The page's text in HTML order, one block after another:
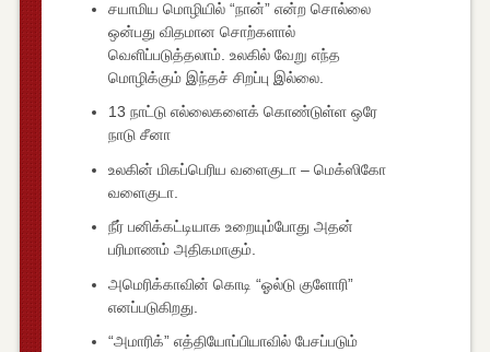
சயாமிய மொழியில் “நான்” என்ற சொல்லை
ஒன்பது விதமான சொற்களால்
வெளிப்படுத்தலாம். உலகில் வேறு எந்த
மொழிக்கும் இந்தச் சிறப்பு இல்லை.
13 நாட்டு எல்லைகளைக் கொண்டுள்ள ஒரே
நாடு சீனா
உலகின் மிகப்பெரிய வளைகுடா – மெக்ஸிகோ
வளைகுடா.
நீர் பனிக்கட்டியாக உறையும்போது அதன்
பரிமாணம் அதிகமாகும்.
அமெரிக்காவின் கொடி “ஓல்டு குளோரி”
எனப்படுகிறது.
“அமாரிக்” எத்தியோப்பியாவில் பேசப்படும்